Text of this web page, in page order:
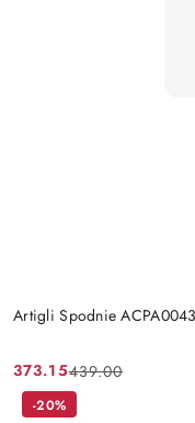
Artigli Spodnie
Cena
promocyjna:
373.15
Cena
przed
439.00
-20%